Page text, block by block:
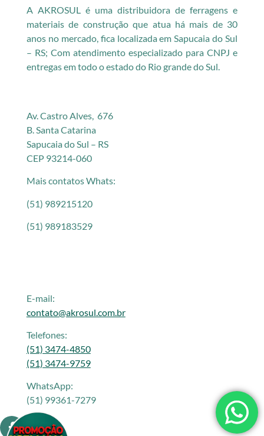
A AKROSUL é uma distribuidora de ferragens e
materiais de construção que atua há mais de 30
anos no mercado, fica localizada em Sapucaia do Sul
– RS; Com atendimento especializado para CNPJ e
entregas em todo o estado do Rio grande do Sul.
Av. Castro Alves, 676
B. Santa Catarina
Sapucaia do Sul – RS
CEP 93214-060
Mais contatos Whats:
(51) 989215120
(51) 989183529
E-mail:
contato@akrosul.com.br
Telefones:
(51) 3474-4850
(51) 3474-9759
WhatsApp:
(51) 99361-7279